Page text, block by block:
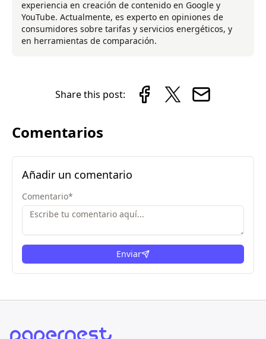
experiencia en creación de contenido en Google y
YouTube. Actualmente, es experto en opiniones de
consumidores sobre tarifas y servicios energéticos, y
en herramientas de comparación.
Share this post:
Comentarios
Añadir un comentario
Comentario*
Enviar